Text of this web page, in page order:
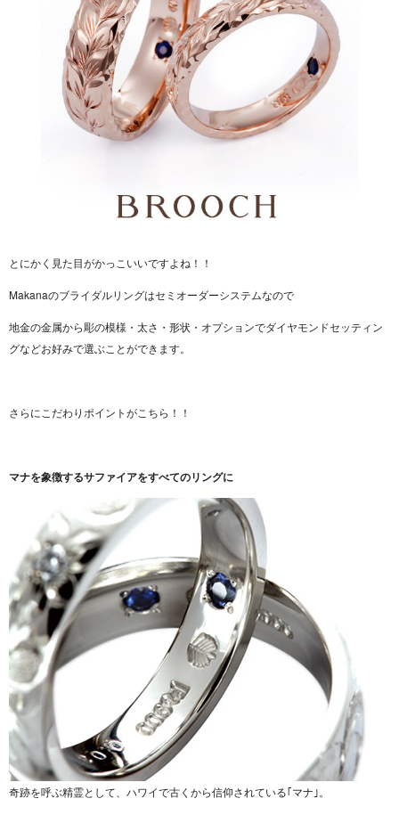
とにかく見た目がかっこいいですよね！！
Makanaのブライダルリングはセミオーダーシステムなので
地金の金属から彫の模様・太さ・形状・オプションでダイヤモンドセッティン
グなどお好みで選ぶことができます。
さらにこだわりポイントがこちら！！
マナを象徴するサファイアをすべてのリングに
奇跡を呼ぶ精霊として、ハワイで古くから信仰されている｢マナ｣。